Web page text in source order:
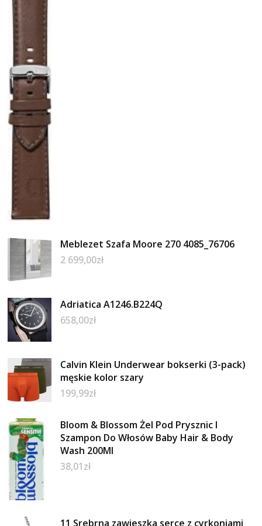
Meblezet Szafa Moore 270 4085_76706
2 699,00zł
Adriatica A1246.B224Q
658,00zł
Calvin Klein Underwear bokserki (3-pack)
męskie kolor szary
199,99zł
Bloom & Blossom Żel Pod Prysznic I
Szampon Do Włosów Baby Hair & Body
Wash 200Ml
38,01zł
11 Srebrna zawieszka serce z cyrkoniami